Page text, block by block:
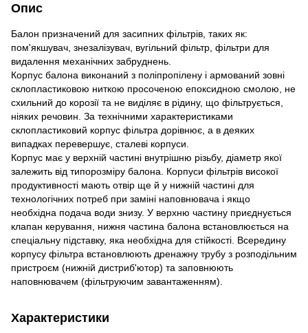
Опис
Балон призначений для засипних фільтрів, таких як:
пом'якшувач, знезалізувач, вугільний фільтр, фільтри для
видалення механічних забруднень.
Корпус балона виконаний з поліпропілену і армований зовні
склопластиковою ниткою просоченою епоксидною смолою, не
схильний до корозії та не виділяє в рідину, що фільтрується,
ніяких речовин. За технічними характеристиками
склопластиковий корпус фільтра дорівнює, а в деяких
випадках перевершує, сталеві корпуси.
Корпус має у верхній частині внутрішню різьбу, діаметр якої
залежить від типорозміру балона. Корпуси фільтрів високої
продуктивності мають отвір ще й у нижній частині для
технологічних потреб при заміні наповнювача і якщо
необхідна подача води знизу. У верхню частину приєднується
клапан керування, нижня частина балона встановлюється на
спеціальну підставку, яка необхідна для стійкості. Всередину
корпусу фільтра встановлюють дренажну трубу з розподільним
пристроєм (нижній дистриб'ютор) та заповнюють
наповнювачем (фільтруючим завантаженням).
Характеристики